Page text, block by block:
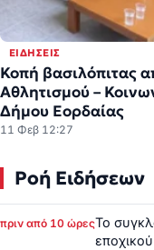
ΕΙΔΉΣΕΙΣ
Κοπή βασιλόπιτας
Αθλητισμού –
Δήμου Εορδαίας
11 Φεβ 12:27
Ροή Ειδήσεων
πριν από 10 ώρεςΤο